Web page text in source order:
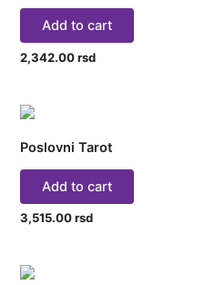
Add to cart
2,342.00rsd
Poslovni Tarot
Add to cart
3,515.00rsd